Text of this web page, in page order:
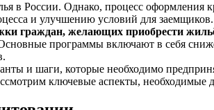
в России. Однако, процесс оформления
и улучшению условий для заемщиков.
граждан, желающих приобрести
программы включают в себя
и шаги, которые необходимо
ключевые аспекты, необходимые